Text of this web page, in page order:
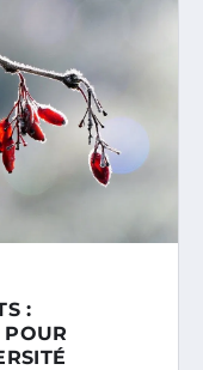
:
POUR